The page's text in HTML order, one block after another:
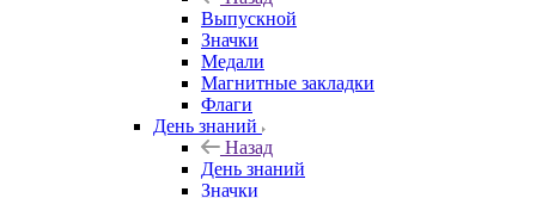
Выпускной
Значки
Медали
Магнитные закладки
Флаги
День знаний
Назад
День знаний
Значки